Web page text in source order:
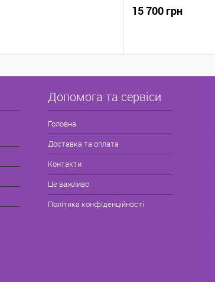
15 700 грн
Допомога та сервіси
Головна
Доставка та оплата
Контакти
Це важливо
Політика конфіденційності